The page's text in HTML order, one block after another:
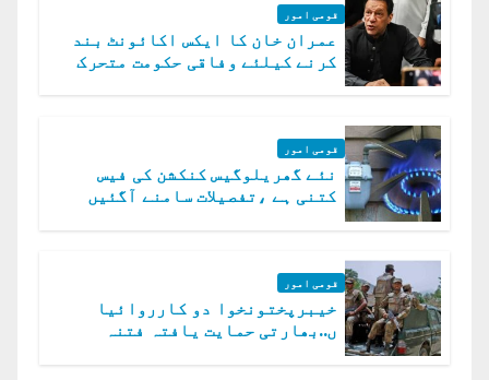
قومی امور
عمران خان کا ایکس اکائونٹ بند
کرنے کیلئے وفاقی حکومت متحرک
قومی امور
نئے گھریلوگیس کنکشن کی فیس
کتنی ہے ،تفصیلات سامنے آگئیں
قومی امور
خیبرپختونخوا دو کارروائیا
ں..بھارتی حمایت یافتہ فتنہ